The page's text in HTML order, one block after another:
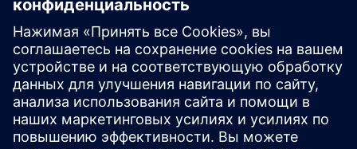
Дополнительная информация и
ресурсы
Подробнее
Предварительные условия